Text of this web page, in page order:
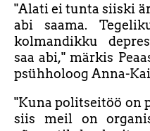
"Alati ei tunta siiski
abi saama.
kolmandikku
saa abi," märkis
psühholoog Anna-
"Kuna politseitöö on
siis meil on